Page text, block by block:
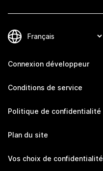
Connexion développeur
Conditions de service
Politique de confidentialité
Plan du site
Vos choix de confidentialité